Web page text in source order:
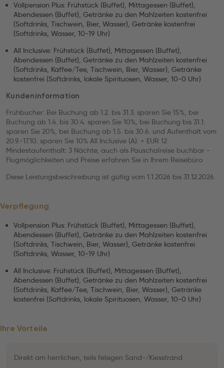
Vollpension Plus: Frühstück (Buffet), Mittagessen (Buffet),
Abendessen (Buffet), Getränke zu den Mahlzeiten kostenfrei
(Softdrinks, Tischwein, Bier, Wasser), Getränke kostenfrei
(Softdrinks, Wasser, 10-19 Uhr)
All Inclusive: Frühstück (Buffet), Mittagessen (Buffet),
Abendessen (Buffet), Getränke zu den Mahlzeiten kostenfrei
(Softdrinks, Kaffee/Tee, Tischwein, Bier, Wasser), Getränke
kostenfrei (Softdrinks, lokale Spirituosen, Wasser, 10-0 Uhr)
Kundeninformation
Frühbucher: Bei Buchung ab 1.2. bis 31.3. sparen Sie 15%, bei
Buchung ab 1.4. bis 30.4. sparen Sie 10%, bei Buchung bis 31.1.
sparen Sie 20%, bei Buchung ab 1.5. bis 30.6. und Aufenthalt vom
20.9.-17.10. sparen Sie 10% All Inclusive (A): + EUR 12
Mindestaufenthalt: 3 Nächte, auch als Pauschalreise buchbar -
Flugmöglichkeiten und Preise erfahren Sie in Ihrem Reisebüro
Diese Leistungsbeschreibung ist gültig vom 1.1.2026 bis 31.12.2026.
Verpflegung
Vollpension Plus: Frühstück (Buffet), Mittagessen (Buffet),
Abendessen (Buffet), Getränke zu den Mahlzeiten kostenfrei
(Softdrinks, Tischwein, Bier, Wasser), Getränke kostenfrei
(Softdrinks, Wasser, 10-19 Uhr)
All Inclusive: Frühstück (Buffet), Mittagessen (Buffet),
Abendessen (Buffet), Getränke zu den Mahlzeiten kostenfrei
(Softdrinks, Kaffee/Tee, Tischwein, Bier, Wasser), Getränke
kostenfrei (Softdrinks, lokale Spirituosen, Wasser, 10-0 Uhr)
Ihre Vorteile
Direkt am herrlichen, teils felsigen Sand-/Kiesstrand